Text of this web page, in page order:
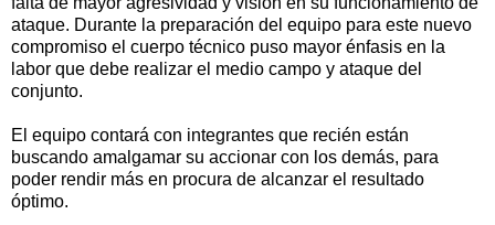
ataque. Durante la preparación del equipo para este nuevo
compromiso el cuerpo técnico puso mayor énfasis en la
labor que debe realizar el medio campo y ataque del
conjunto.
El equipo contará con integrantes que recién están
buscando amalgamar su accionar con los demás, para
poder rendir más en procura de alcanzar el resultado
óptimo.